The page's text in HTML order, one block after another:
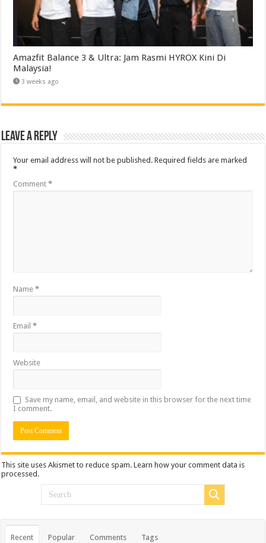
Amazfit Balance 3 & Ultra: Jam Rasmi HYROX Kini Di
Malaysia!
3 weeks ago
Leave a Reply
Your email address will not be published. Required fields are marked
*
Comment*
Name*
Email*
Website
Save my name, email, and website in this browser for the next time
I comment.
This site uses Akismet to reduce spam.Learn how your comment data is
processed.
Recent Popular Comments Tags